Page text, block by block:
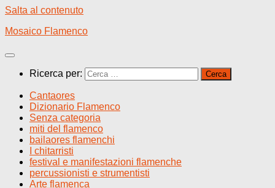
Salta al contenuto
Mosaico Flamenco
Ricerca per:
Cantaores
Dizionario Flamenco
Senza categoria
miti del flamenco
bailaores flamenchi
I chitarristi
festival e manifestazioni flamenche
percussionisti e strumentisti
Arte flamenca